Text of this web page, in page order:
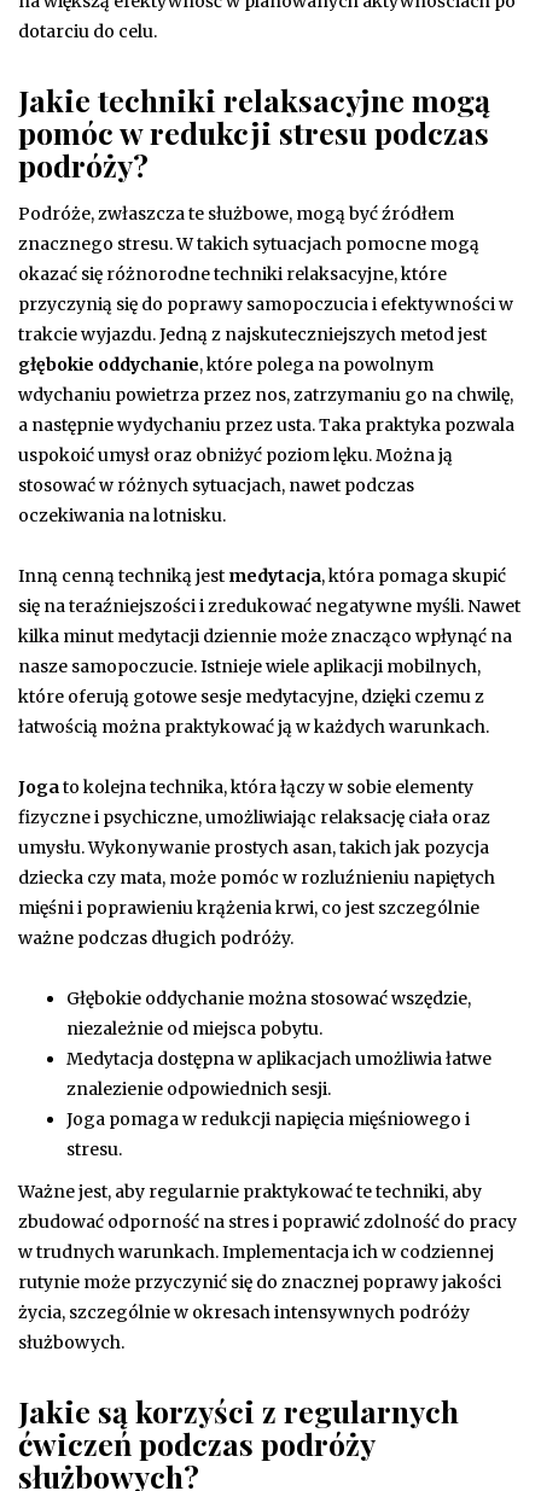
dotarciu do celu.
Jakie techniki relaksacyjne mogą
pomóc w redukcji stresu podczas
podróży?
Podróże, zwłaszcza te służbowe, mogą być źródłem
znacznego stresu. W takich sytuacjach pomocne mogą
okazać się różnorodne techniki relaksacyjne, które
przyczynią się do poprawy samopoczucia i efektywności w
trakcie wyjazdu. Jedną z najskuteczniejszych metod jest
głębokie oddychanie, które polega na powolnym
wdychaniu powietrza przez nos, zatrzymaniu go na chwilę,
a następnie wydychaniu przez usta. Taka praktyka pozwala
uspokoić umysł oraz obniżyć poziom lęku. Można ją
stosować w różnych sytuacjach, nawet podczas
oczekiwania na lotnisku.
Inną cenną techniką jest medytacja, która pomaga skupić
się na teraźniejszości i zredukować negatywne myśli. Nawet
kilka minut medytacji dziennie może znacząco wpłynąć na
nasze samopoczucie. Istnieje wiele aplikacji mobilnych,
które oferują gotowe sesje medytacyjne, dzięki czemu z
łatwością można praktykować ją w każdych warunkach.
Jogato kolejna technika, która łączy w sobie elementy
fizyczne i psychiczne, umożliwiając relaksację ciała oraz
umysłu. Wykonywanie prostych asan, takich jak pozycja
dziecka czy mata, może pomóc w rozluźnieniu napiętych
mięśni i poprawieniu krążenia krwi, co jest szczególnie
ważne podczas długich podróży.
Głębokie oddychanie można stosować wszędzie,
niezależnie od miejsca pobytu.
Medytacja dostępna w aplikacjach umożliwia łatwe
znalezienie odpowiednich sesji.
Joga pomaga w redukcji napięcia mięśniowego i
stresu.
Ważne jest, aby regularnie praktykować te techniki, aby
zbudować odporność na stres i poprawić zdolność do pracy
w trudnych warunkach. Implementacja ich w codziennej
rutynie może przyczynić się do znacznej poprawy jakości
życia, szczególnie w okresach intensywnych podróży
służbowych.
Jakie są korzyści z regularnych
ćwiczeń podczas podróży
służbowych?